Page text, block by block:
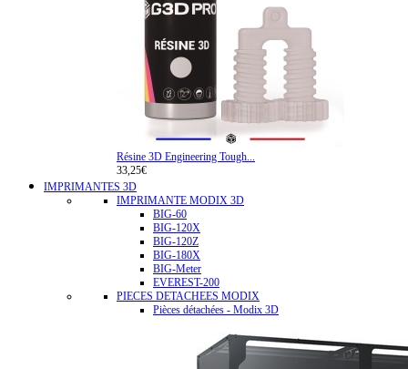
Résine 3D Engineering Tough...
33,25€
IMPRIMANTES 3D
IMPRIMANTE MODIX 3D
BIG-60
BIG-120X
BIG-120Z
BIG-180X
BIG-Meter
EVEREST-200
PIECES DETACHEES MODIX
Pièces détachées - Modix 3D